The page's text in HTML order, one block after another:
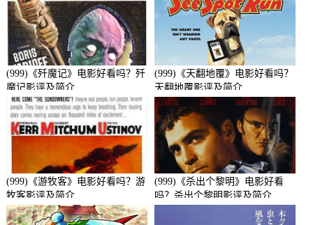
(999)《歼魔记》电影好看吗？歼
魔记影评及简介
(999)《天翻地覆》电影好看吗？
天翻地覆影评及简介
(999)《游牧客》电影好看吗？游
牧客影评及简介
(999)《杀出个黎明》电影好看
吗？杀出个黎明影评及简介